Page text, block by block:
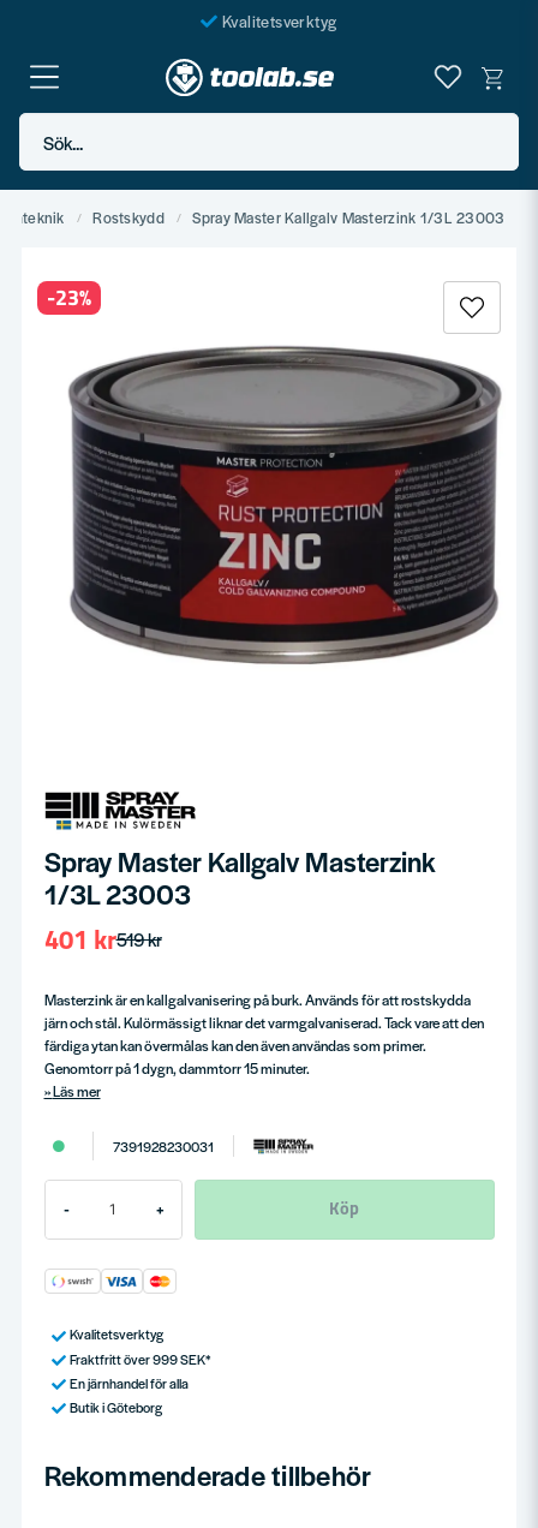
Kvalitetsverktyg
Fraktfritt över 999 SEK*
En järnhandel för alla
Sök...
Rostskydd Spray Master Kallgalv Masterzink 1/3L 23003
-23%
Spray Master Kallgalv Masterzink
1/3L 23003
519 kr
401 kr
Masterzink är en kallgalvanisering på burk. Används för att rostskydda
järn och stål. Kulörmässigt liknar det varmgalvaniserad. Tack vare att den
färdiga ytan kan övermålas kan den även användas som primer.
Genomtorr på 1 dygn, dammtorr 15 minuter.
Läs mer
7391928230031
- + Köp
Kvalitetsverktyg
Fraktfritt över 999 SEK*
En järnhandel för alla
Butik i Göteborg
Rekommenderade tillbehör